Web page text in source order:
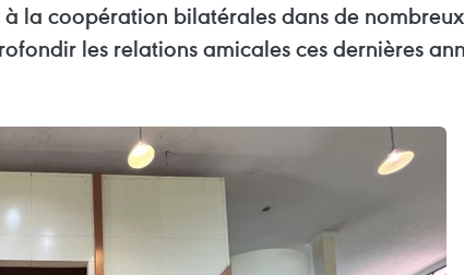
la coopération bilatérales dans de
les relations amicales ces dernières